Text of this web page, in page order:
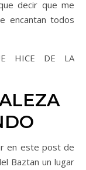
decir que me
encantan todos
HICE DE LA
en este post de
Baztan un lugar